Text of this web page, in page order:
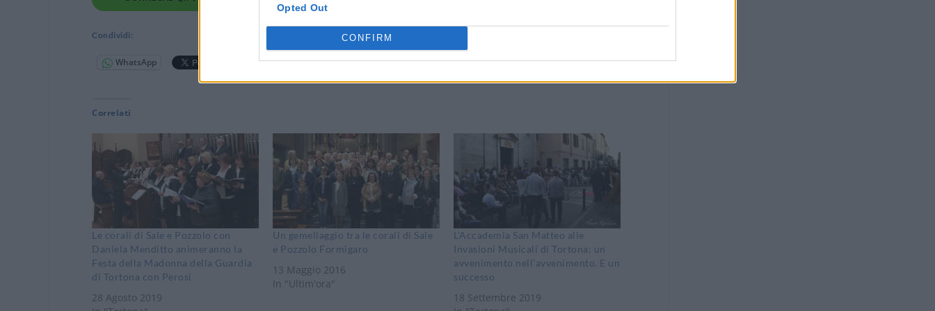
Opted Out
CONFIRM
Condividi:
WhatsApp Telegram Stampa
Correlati
Le corali di Sale e Pozzolo con
Daniela Menditto animeranno la
Festa della Madonna della Guardia
di Tortona con Perosi
28 Agosto 2019
Un gemellaggio tra le corali di Sale
e Pozzolo Formigaro
13 Maggio 2016
In "Ultim'ora"
L’Accademia San Matteo alle
Invasioni Musicali di Tortona: un
avvenimento nell’avvenimento. E un
successo
18 Settembre 2019